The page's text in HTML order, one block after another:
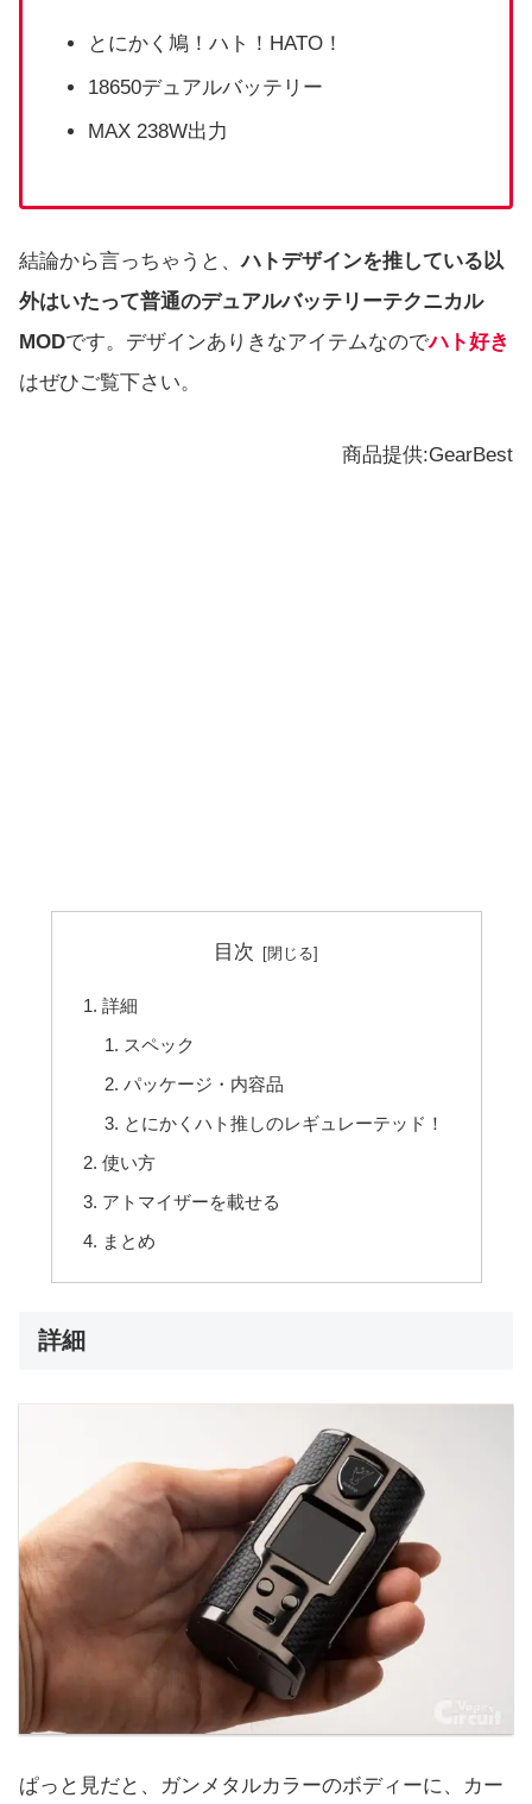
とにかく鳩！ハト！HATO！
18650デュアルバッテリー
MAX 238W出力
結論から言っちゃうと、ハトデザインを推している以
外はいたって普通のデュアルバッテリーテクニカル
MODです。デザインありきなアイテムなのでハト好き
はぜひご覧下さい。
商品提供:GearBest
目次
詳細
スペック
パッケージ・内容品
とにかくハト推しのレギュレーテッド！
使い方
アトマイザーを載せる
まとめ
詳細
ぱっと見だと、ガンメタルカラーのボディーに、カー